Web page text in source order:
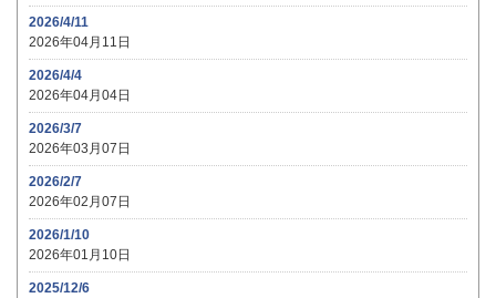
2026/4/11
2026年04月11日
2026/4/4
2026年04月04日
2026/3/7
2026年03月07日
2026/2/7
2026年02月07日
2026/1/10
2026年01月10日
2025/12/6